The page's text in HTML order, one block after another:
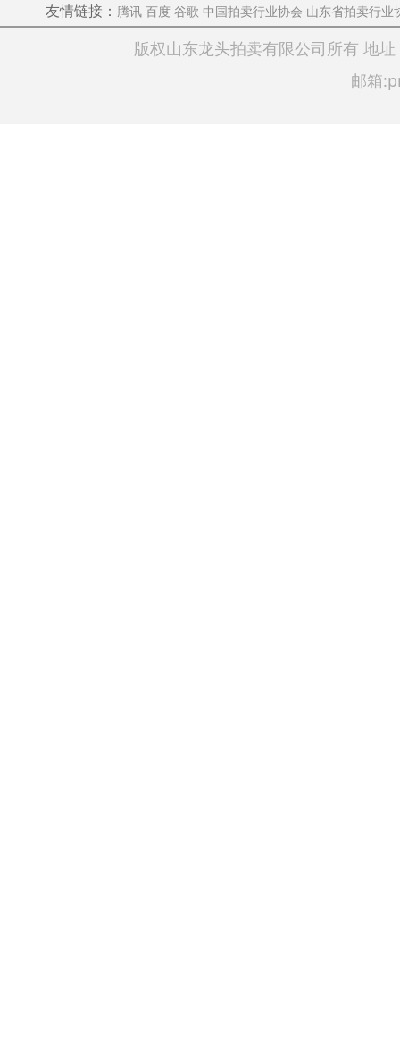
友情链接： 腾讯 百度 谷歌 中国拍卖行业协会 山东省拍卖行业
版权山东龙头拍卖有限公司所有 地
邮箱